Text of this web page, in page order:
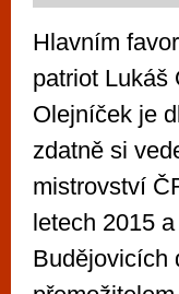
Hlavním
patriot Lukáš
Olejníček je
zdatně si
mistrovství
letech 2015
Budějovicích